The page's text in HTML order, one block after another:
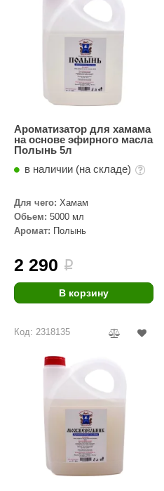
Ароматизатор для хамама
на основе эфирного масла
Полынь 5л
в наличии (на складе)
Для чего: Хамам
Обьем: 5000 мл
Аромат: Полынь
2 290 i
В корзину
Код: 2318135